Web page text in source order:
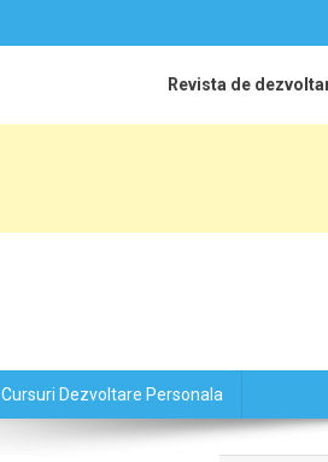
Revista de
Cursuri Dezvoltare Personala